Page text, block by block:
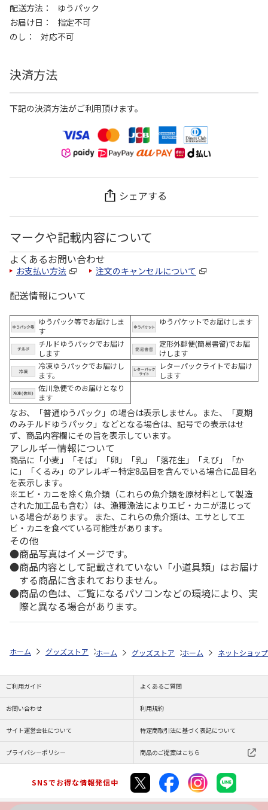
配送方法
ゆうパック
お届け日
指定不可
のし
対応不可
決済方法
下記の決済方法がご利用頂けます。
シェアする
マークや記載内容について
よくあるお問い合わせ
お支払い方法 注文のキャンセルについて
配送情報について
ゆうパック等でお届けしま
す
ゆうパケットでお届けします
チルドゆうパックでお届け
します
定形外郵便(簡易書留)でお届
けします
冷凍ゆうパックでお届けし
ます。
レターパックライトでお届け
します
佐川急便でのお届けとなり
ます
なお、「普通ゆうパック」の場合は表示しません。また、「夏期
のみチルドゆうパック」などとなる場合は、記号での表示はせ
ず、商品内容欄にその旨を表示しています。
アレルギー情報について
商品に「小麦」「そば」「卵」「乳」「落花生」「えび」「か
に」「くるみ」のアレルギー特定8品目を含んでいる場合に品目名
を表示します。
※エビ・カニを除く魚介類（これらの魚介類を原材料として製造
された加工品も含む）は、漁獲漁法によりエビ・カニが混じって
いる場合があります。 また、これらの魚介類は、エサとしてエ
ビ・カニを食べている可能性があります。
その他
商品写真はイメージです。
商品内容として記載されていない「小道具類」はお届け
する商品に含まれておりません。
商品の色は、ご覧になるパソコンなどの環境により、実
際と異なる場合があります。
ホーム グッズストア ぽすたんぷ いーすとけん。JAPANESE-
ホーム グッズストア フレーム切手セット
ホーム ネットショップ
ご利用ガイド よくあるご質問
お問い合わせ 利用規約
サイト運営会社について 特定商取引法に基づく表記について
プライバシーポリシー 商品のご提案はこちら
SNSでお得な情報発信中